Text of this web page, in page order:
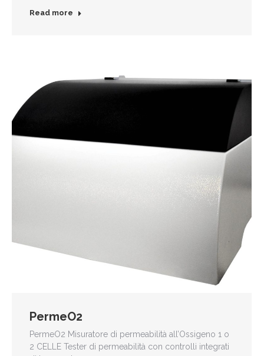
Read more
PermeO2
PermeO2 Misuratore di permeabilità all’Ossigeno 1 o
2 CELLE Tester di permeabilità con controlli integrati